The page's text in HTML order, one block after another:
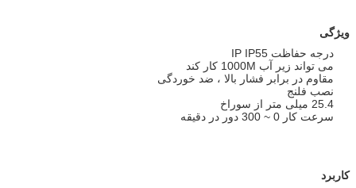
ویژگی
درجه حفاظت IP IP55
می تواند زیر آب 1000M کار کند
مقاوم در برابر فشار بالا ، ضد خوردگی
نصب فلنج
25.4 میلی متر از سوراخ
سرعت کار 0 ~ 300 دور در دقیقه
کاربرد